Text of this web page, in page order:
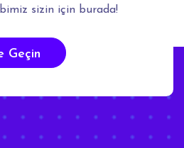
sizin için burada!
Geçin